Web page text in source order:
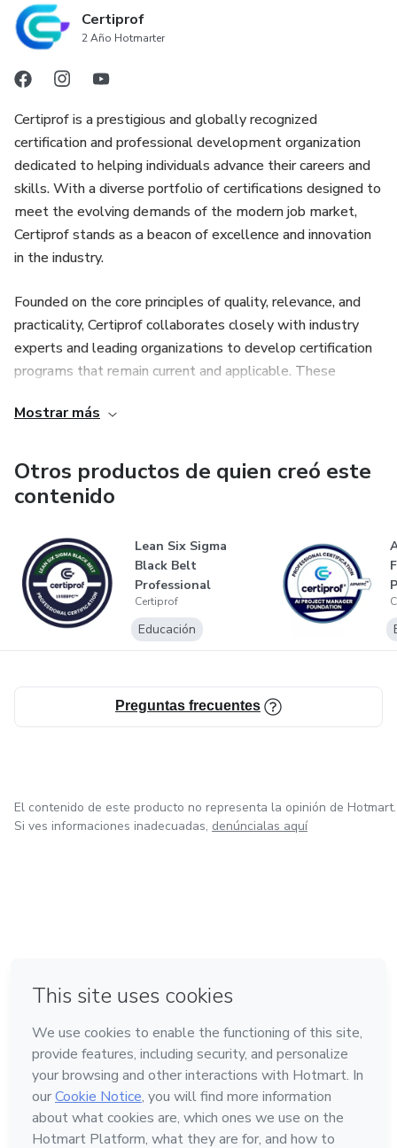
Certiprof
2 Año Hotmarter
Certiprof is a prestigious and globally recognized
certification and professional development organization
dedicated to helping individuals advance their careers and
skills. With a diverse portfolio of certifications designed to
meet the evolving demands of the modern job market,
Certiprof stands as a beacon of excellence and innovation
in the industry.
Founded on the core principles of quality, relevance, and
practicality, Certiprof collaborates closely with industry
experts and leading organizations to develop certification
programs that remain current and applicable. These
fields such as information technology, project
more.
Mostrar más
Otros productos de quien creó este
contenido
Lean Six Sigma
Black Belt
Professional
Certification
(LSSBBP...
Certiprof
Educación
Preguntas frecuentes
El contenido de este producto no representa la opinión de Hotmart.
Si ves informaciones inadecuadas, denúncialas aquí
Hecho con❤ en Belo Horizonte
Conoce Hotmart
Idioma